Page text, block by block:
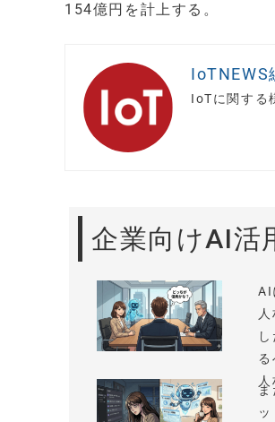
154億円を計上する。
IoTNEWS
IoTに関する
企業向けAI活
AI
ま